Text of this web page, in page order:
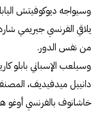
وسيواجه ديوكوفيتش
يلاقي الفرنسي جيريمي
من نفس الدور.
وسيلعب الإسباني بابلو
دانييل ميدفيديف، المصنف
خاشانوف بالفرنسي أوغو